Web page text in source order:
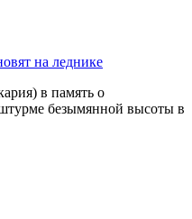
на леднике
в память о
безымянной высоты в